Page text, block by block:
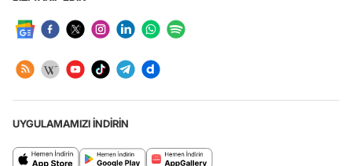
UYGULAMAMIZI İNDİRİN